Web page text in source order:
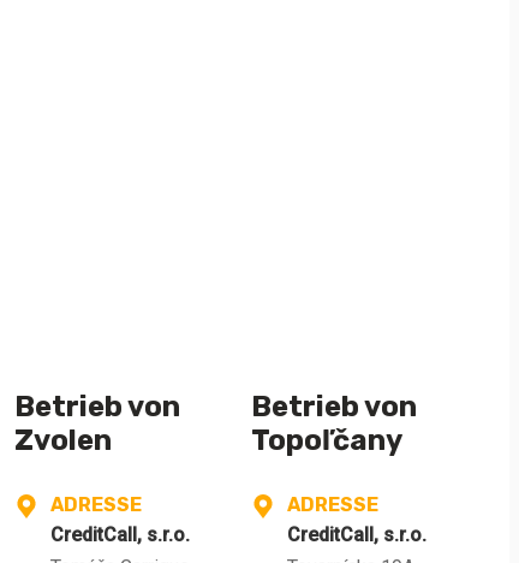
Betrieb von
Zvolen
ADRESSE
CreditCall, s.r.o.
Betrieb von
Topoľčany
ADRESSE
CreditCall, s.r.o.